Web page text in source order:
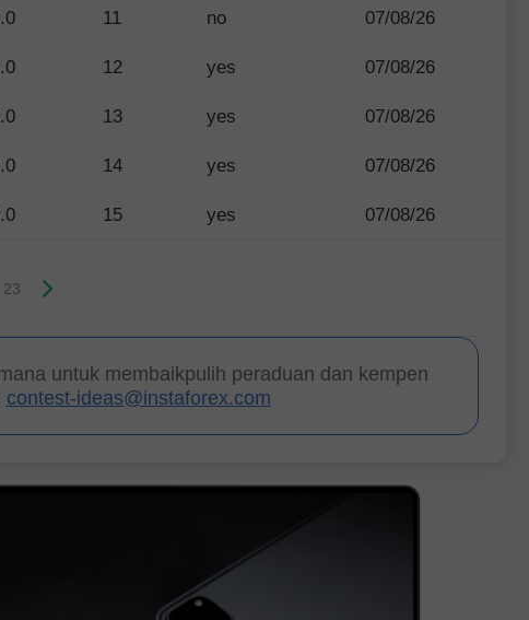
11 no 07/08/26
12 yes 07/08/26
13 yes 07/08/26
14 yes 07/08/26
15 yes 07/08/26
23
untuk membaikpulih peraduan dan kempen
contest-ideas@instaforex.com